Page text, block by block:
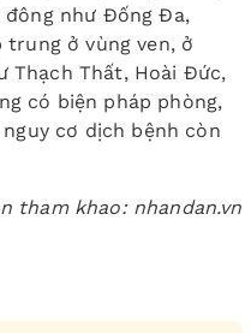
đông như Đống Đa,
trung ở vùng ven, ở
Thạch Thất, Hoài Đức,
có biện pháp phòng,
cơ dịch bệnh còn
tham khao: nhandan.vn